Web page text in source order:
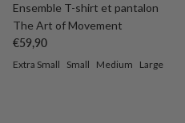
Ensemble T-shirt et pantalon
The Art of Movement
Prix habituel
€59,90
Extra Small Small Medium Large